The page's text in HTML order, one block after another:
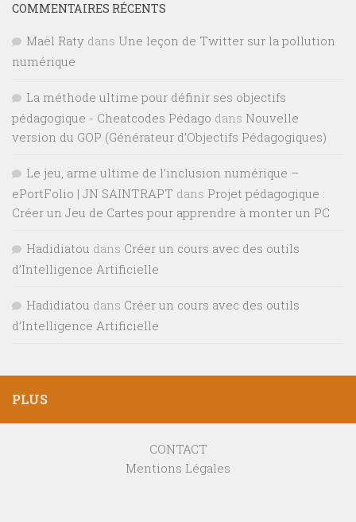
COMMENTAIRES RÉCENTS
Maël Raty dans Une leçon de Twitter sur la pollution
numérique
La méthode ultime pour définir ses objectifs
pédagogique - Cheatcodes Pédago dans Nouvelle
version du GOP (Générateur d’Objectifs Pédagogiques)
Le jeu, arme ultime de l’inclusion numérique –
ePortFolio | JN SAINTRAPT dans Projet pédagogique :
Créer un Jeu de Cartes pour apprendre à monter un PC
Hadidiatou dans Créer un cours avec des outils
d’Intelligence Artificielle
Hadidiatou dans Créer un cours avec des outils
d’Intelligence Artificielle
PLUS
CONTACT
Mentions Légales